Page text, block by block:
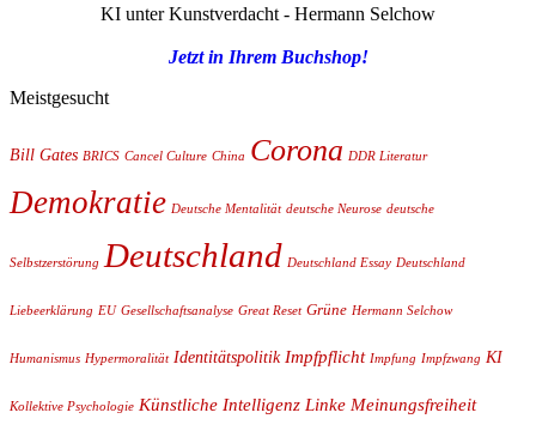
KI unter Kunstverdacht - Hermann Selchow
Jetzt in Ihrem Buchshop!
Meistgesucht
Bill Gates BRICS Cancel Culture China Corona DDR Literatur
Demokratie Deutsche Mentalität deutsche Neurose deutsche
Selbstzerstörung Deutschland Deutschland Essay Deutschland
Liebeerklärung EU Gesellschaftsanalyse Great Reset Grüne Hermann Selchow
Humanismus Hypermoralität Identitätspolitik Impfpflicht Impfung Impfzwang KI
Kollektive Psychologie Künstliche Intelligenz Linke Meinungsfreiheit